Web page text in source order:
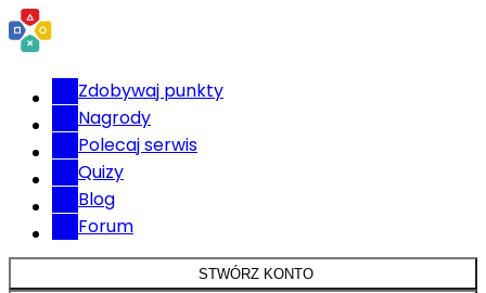
Zdobywaj punkty
Nagrody
Polecaj serwis
Quizy
Blog
Forum
STWÓRZ KONTO